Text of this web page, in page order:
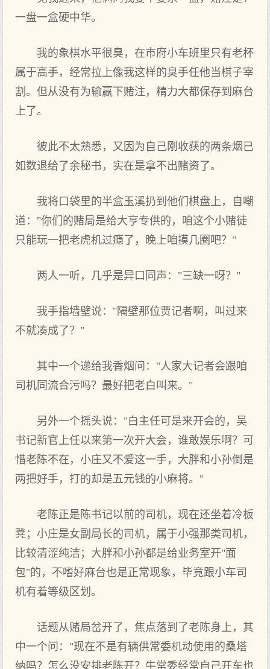
一盘一盒硬中华。
我的象棋水平很臭，在市府小车班里只有老杯
属于高手，经常拉上像我这样的臭手任他当棋子宰
割。但从没有为输赢下赌注，精力大都保存到麻台
上了。
彼此不太熟悉，又因为自己刚收获的两条烟已
如数退给了余秘书，实在是拿不出赌资了。
我将口袋里的半盒玉溪扔到他们棋盘上，自嘲
道："你们的赌局是给大亨专供的，咱这个小赌徒
只能玩一把老虎机过瘾了，晚上咱摸几圈吧？"
两人一听，几乎是异口同声："三缺一呀？"
我手指墙壁说："隔壁那位贾记者啊，叫过来
不就凑成了？"
其中一个递给我香烟问："人家大记者会跟咱
司机同流合污吗？最好把老白叫来。"
另外一个摇头说："白主任可是来开会的，吴
书记新官上任以来第一次开大会，谁敢娱乐啊？可
惜老陈不在，小庄又不爱这一手，大胖和小孙倒是
两把好手，打的却是五元钱的小麻将。"
老陈正是陈书记以前的司机，现在还坐着冷板
凳；小庄是女副局长的司机，属于小强那类司机，
比较清涩纯洁；大胖和小孙都是给业务室开"面
包"的，不嗜好麻台也是正常现象，毕竟跟小车司
机有着等级区划。
话题从赌局岔开了，焦点落到了老陈身上，其
中一个问："现在不是有辆供常委机动使用的桑塔
纳吗？怎么没安排老陈开？牛常委经常自己开车也